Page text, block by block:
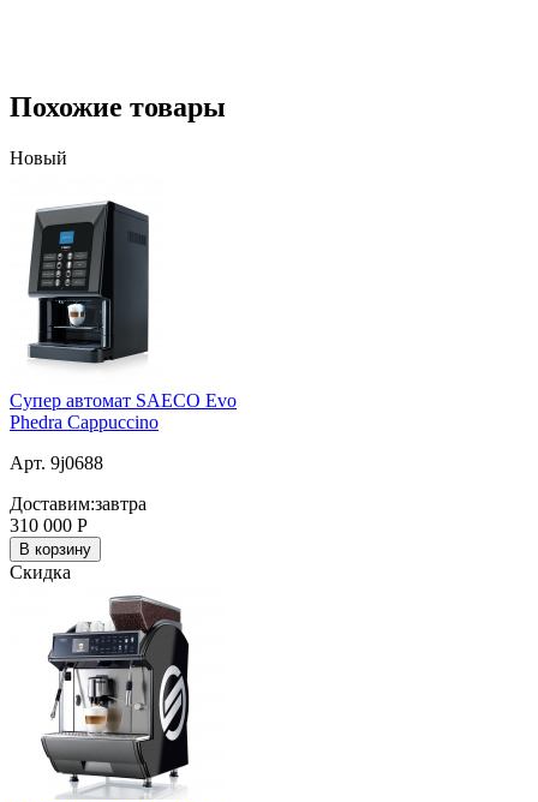
Похожие товары
Новый
Супер автомат SAECO Evo
Phedra Cappuccino
Арт. 9j0688
Доставим:завтра
310 000 Р
В корзину
Скидка